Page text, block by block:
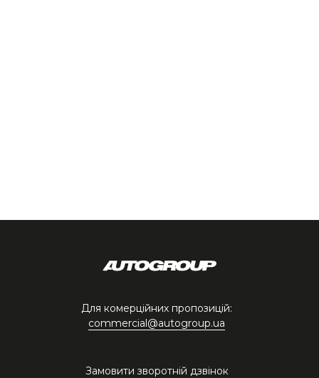
Замовити зворотній дзвінок
Для комерційних пропозицій:
commercial@autogroup.ua